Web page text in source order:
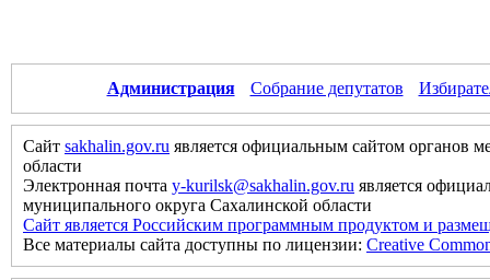
Администрация Собрание депутатов
Сайт sakhalin.gov.ru является официальным сайтом органов
области
Электронная почта y-kurilsk@sakhalin.gov.ru является
муниципального округа Сахалинской области
Сайт является Российским программным продуктом и
Все материалы сайта доступны по лицензии: Creative